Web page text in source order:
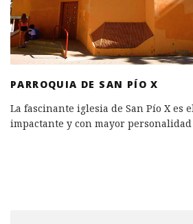
PARROQUIA DE SAN PÍO X
La fascinante iglesia de San Pío X es
impactante y con mayor personalidad